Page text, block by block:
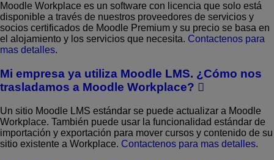
Moodle Workplace es un software con licencia que solo está
disponible a través de nuestros proveedores de servicios y
socios certificados de Moodle Premium y su precio se basa en
el alojamiento y los servicios que necesita. Contactenos para
mas detalles.
Mi empresa ya utiliza Moodle LMS. ¿Cómo nos
trasladamos a Moodle Workplace?
Un sitio Moodle LMS estándar se puede actualizar a Moodle
Workplace. También puede usar la funcionalidad estándar de
importación y exportación para mover cursos y contenido de su
sitio existente a Workplace. Contactenos para mas detalles.